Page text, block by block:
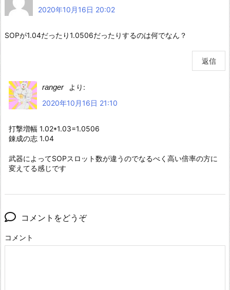
2020年10月16日 20:02
SOPが1.04だったり1.0506だったりするのは何でなん？
返信
ranger
より:
2020年10月16日 21:10
打撃増幅 1.02*1.03=1.0506
錬成の志 1.04
武器によってSOPスロット数が違うのでなるべく高い倍率の方に
変えてる感じです
コメントをどうぞ
コメント